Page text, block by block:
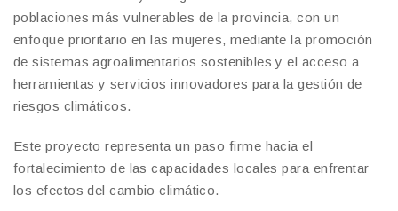
poblaciones más vulnerables de la provincia, con un
enfoque prioritario en las mujeres, mediante la promoción
de sistemas agroalimentarios sostenibles y el acceso a
herramientas y servicios innovadores para la gestión de
riesgos climáticos.
Este proyecto representa un paso firme hacia el
fortalecimiento de las capacidades locales para enfrentar
los efectos del cambio climático.